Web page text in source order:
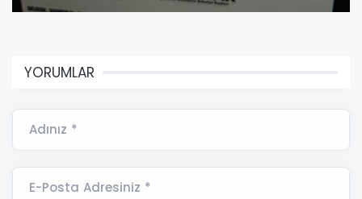
YORUMLAR
Adınız *
E-Posta Adresiniz *